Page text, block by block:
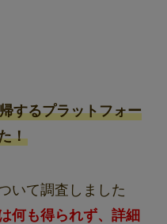
するプラットフォー
！
いて調査しました
何も得られず、詳細